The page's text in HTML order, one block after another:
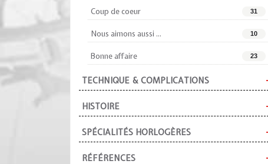
Coup de coeur 31
Nous aimons aussi ... 10
Bonne affaire 23
TECHNIQUE & COMPLICATIONS
HISTOIRE
SPÉCIALITÉS HORLOGÈRES
RÉFÉRENCES